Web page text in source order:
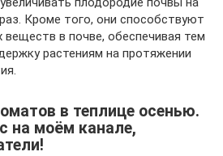
Кроме того, они способствуют
в почве, обеспечивая тем
растениям на протяжении
в теплице осенью.
на моём канале,